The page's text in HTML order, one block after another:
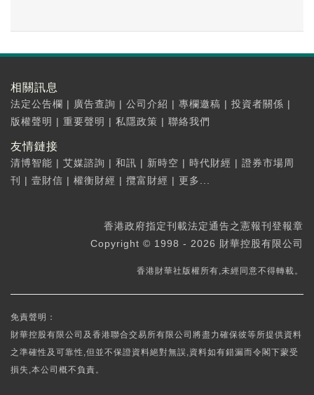
相關訊息
法定公告欄 | 廣告查詢 | 公司介紹 | 專欄邀稿 | 投資者關係 |
版權聲明 | 重要聲明 | 私隱政策 | 聯絡我們
友情鏈接
清博智能 | 艾媒諮詢 | 和訊 | 新時空 | 時代財經 | 證券市場周
刊
| 壹財信 | 權衡財經 | 攬富財經 | 更多...
香港政府指定刊載法定通告之憲報刊登報章
Copyright © 1998 - 2026 財華控股有限公司
香港財華社版權所有,未經同意不得轉載。
免責聲明：
財華控股有限公司及香港聯合交易所有限公司將盡力確保彼等所提供資料
之準確性及可靠性,但並不保證資料絕對無誤,資料如有錯漏而令閣下蒙受
損失,本公司概不負責。